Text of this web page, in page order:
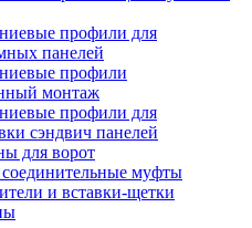
профили для
панелей
профили
монтаж
профили для
сэндвич панелей
для ворот
муфты
и вставки-щетки